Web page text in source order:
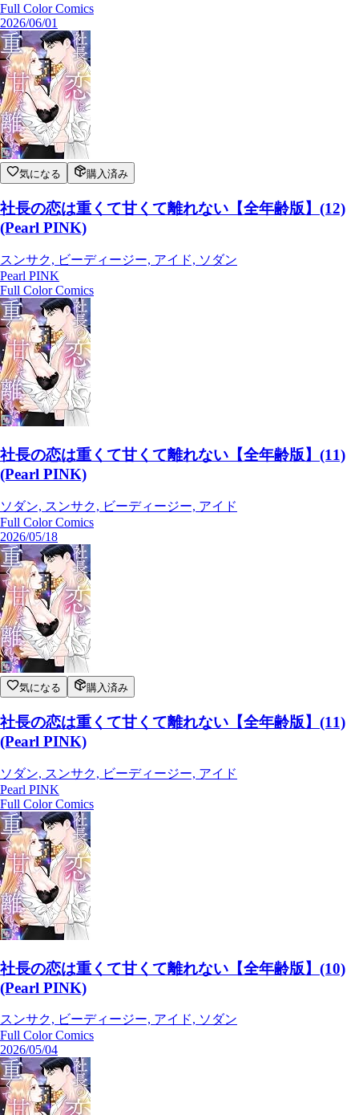
Full Color Comics
2026/06/01
気になる 購入済み
社長の恋は重くて甘くて離れない【全年齢版】(12)
(Pearl PINK)
スンサク, ビーディージー, アイド, ソダン
Pearl PINK
Full Color Comics
社長の恋は重くて甘くて離れない【全年齢版】(11)
(Pearl PINK)
ソダン, スンサク, ビーディージー, アイド
Full Color Comics
2026/05/18
気になる 購入済み
社長の恋は重くて甘くて離れない【全年齢版】(11)
(Pearl PINK)
ソダン, スンサク, ビーディージー, アイド
Pearl PINK
Full Color Comics
社長の恋は重くて甘くて離れない【全年齢版】(10)
(Pearl PINK)
スンサク, ビーディージー, アイド, ソダン
Full Color Comics
2026/05/04